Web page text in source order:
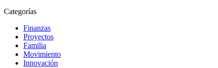
Categorías
Finanzas
Proyectos
Familia
Movimiento
Innovación